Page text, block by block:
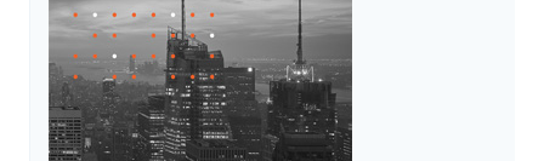
ATTACCHI
PSICOLOGICI